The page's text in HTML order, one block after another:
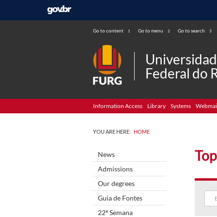
Go to content 1 Go to menu 2 Go to search 3
Federal do
Information Access Library Systems
YOU ARE HERE: HOME
News
Admissions
Our degrees
Guia de Fontes
22ª Semana